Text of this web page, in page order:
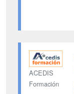
ACEDIS
Formación